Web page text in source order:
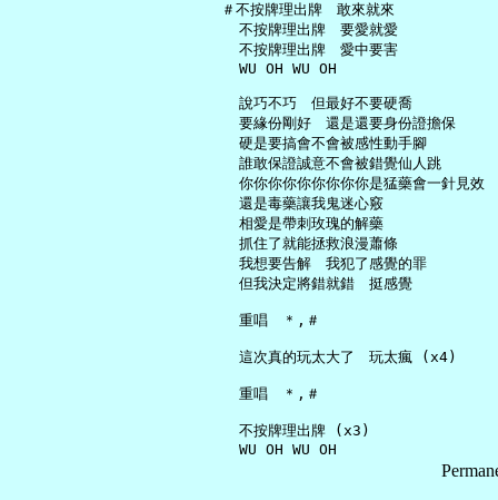
   ＃不按牌理出牌　敢來就來
     不按牌理出牌　要愛就愛
     不按牌理出牌　愛中要害
     WU OH WU OH
     說巧不巧　但最好不要硬喬
     要緣份剛好　還是還要身份證擔保
     硬是要搞會不會被感性動手腳
     誰敢保證誠意不會被錯覺仙人跳
     你你你你你你你你你是猛藥會一針見效
     還是毒藥讓我鬼迷心竅
     相愛是帶刺玫瑰的解藥
     抓住了就能拯救浪漫蕭條
     我想要告解　我犯了感覺的罪
     但我決定將錯就錯　挺感覺
     重唱　＊,＃
     這次真的玩太大了　玩太瘋 (x4)
     重唱　＊,＃
     不按牌理出牌 (x3)